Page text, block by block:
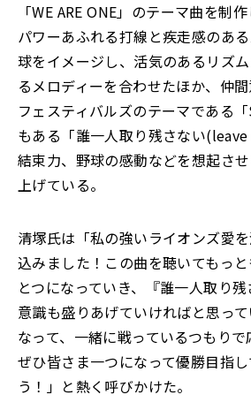
「WE ARE ONE」のテーマ曲を制
パワーあふれる打線と疾走感のあ
球をイメージし、活気のあるリズ
るメロディーを合わせたほか、仲
フェスティバルズのテーマである
もある「誰一人取り残さない
結束力、野球の感動などを想起さ
上げている。
清塚氏は「私の強いライオンズ愛
込みました！この曲を聴いてもっ
とつになっていき、『誰一人取り
意識も盛りあげていければと思っ
なって、一緒に戦っているつもりで
ぜひ皆さま一つになって優勝目指
う！」と熱く呼びかけた。